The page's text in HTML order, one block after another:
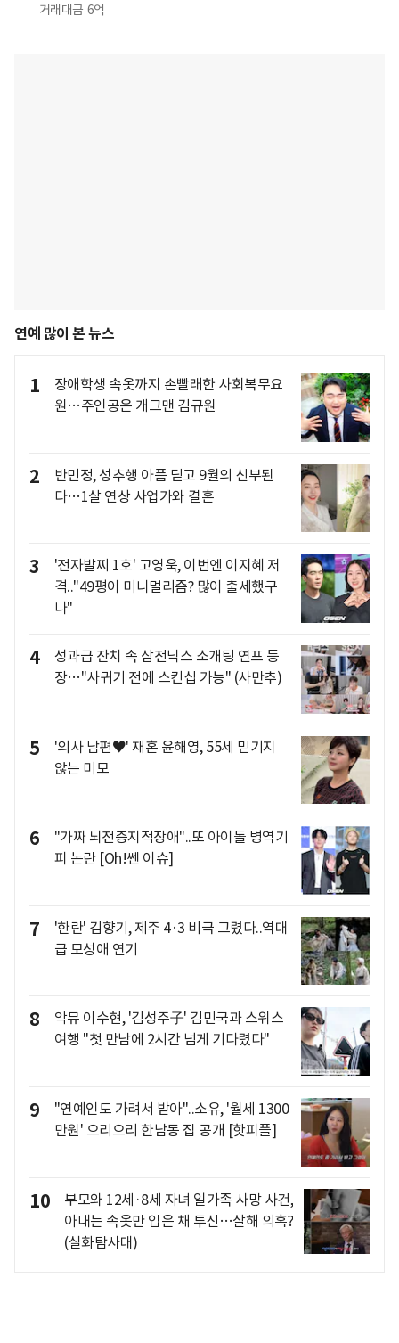
거래대금 6억
연예 많이 본 뉴스
1
장애학생 속옷까지 손빨래한 사회복무요
원…주인공은 개그맨 김규원
2
반민정, 성추행 아픔 딛고 9월의 신부된
다…1살 연상 사업가와 결혼
3
'전자발찌 1호' 고영욱, 이번엔 이지혜 저
격.."49평이 미니멀리즘? 많이 출세했구
나"
4
성과급 잔치 속 삼전닉스 소개팅 연프 등
장…"사귀기 전에 스킨십 가능" (사만추)
5
'의사 남편♥' 재혼 윤해영, 55세 믿기지
않는 미모
6
"가짜 뇌전증지적장애"..또 아이돌 병역기
피 논란 [Oh!쎈 이슈]
7
'한란' 김향기, 제주 4·3 비극 그렸다..역대
급 모성애 연기
8
악뮤 이수현, '김성주子' 김민국과 스위스
여행 "첫 만남에 2시간 넘게 기다렸다"
9
"연예인도 가려서 받아"..소유, '월세 1300
만원' 으리으리 한남동 집 공개 [핫피플]
10
부모와 12세·8세 자녀 일가족 사망 사건,
아내는 속옷만 입은 채 투신…살해 의혹?
(실화탐사대)